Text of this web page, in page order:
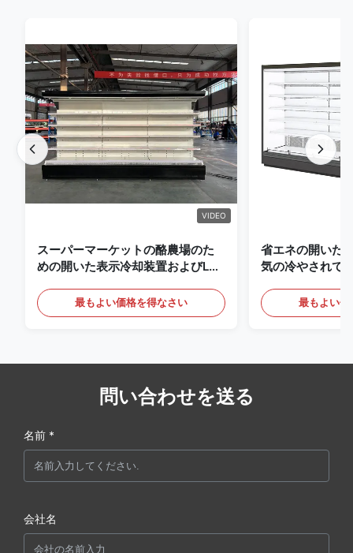
VIDEO
スーパーマーケットの酪農場のた
めの開いた表示冷却装置およびLED
最もよい価格を得なさい
省エネの開いた
気の冷やされて
最もよい価
問い合わせを送る
名前 *
会社名